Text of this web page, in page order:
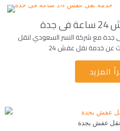
24 ساعة فى جدة مع شركة النسر السعودي لنقل
المزيد
عفش بجدة